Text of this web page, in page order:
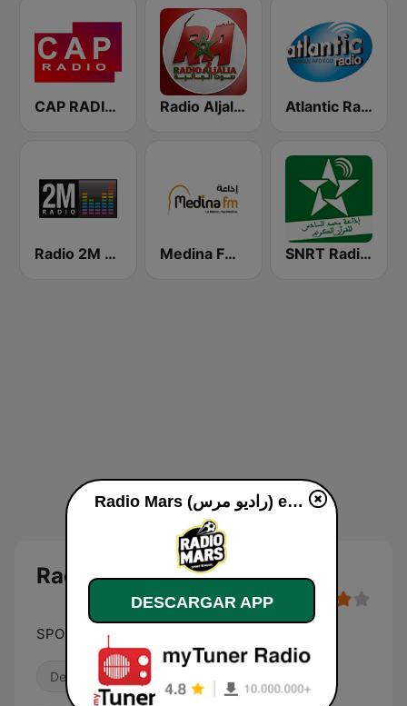
CAP RADIO MAROC Radio Aljalia - راديو الجالية Atlantic Radio (أتلانتيك راديو)
Radio 2M (راديو 2 م) Medina FM (إذاعة مدينة فم) SNRT Radio Idaat Mohammed Assadiss (السادسة)
Radio Mars (راديو مرس)
SPORT'N'MUSIC
Deportes Locales
Radio Mars (راديو مرس) en vivo
DESCARGAR APP